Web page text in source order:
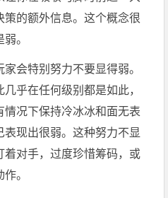
的额外信息。这个概念很
。
会特别努力不要显得弱。
乎在任何级别都是如此，
情况下保持冷冰冰和面无表
现出很弱。这种努力不显
着对手，过度珍惜筹码，或
。